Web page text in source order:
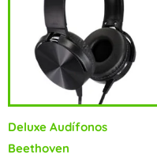
Deluxe Audífonos
Beethoven